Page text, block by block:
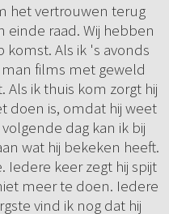
het vertrouwen terug
einde raad. Wij hebben
Als ik 's avonds
films met geweld
ik thuis kom zorgt hij
doen is, omdat hij weet
dag kan ik bij
wat hij bekeken heeft.
Iedere keer zegt hij spijt
meer te doen. Iedere
vind ik nog dat hij